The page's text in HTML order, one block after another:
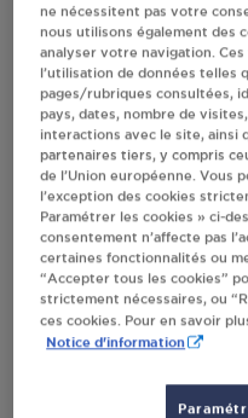
Revendeur
RECEVOIR LES
En cliquant sur « S’y rendre
d’informations (dont mon
par Google Maps afin
ne nécessitent pas votre
nous utilisons également des
analyser votre navigation.
l’utilisation de données telles
pages/rubriques consultées,
pays, dates, nombre de
interactions avec le site, ainsi
partenaires tiers, y compris
de l’Union européenne. Vous
l’exception des cookies
Paramétrer les cookies » ci-
consentement n’affecte pas
certaines fonctionnalités ou
“Accepter tous les cookies”
strictement nécessaires, ou
ces cookies. Pour en savoir
Notice d'information